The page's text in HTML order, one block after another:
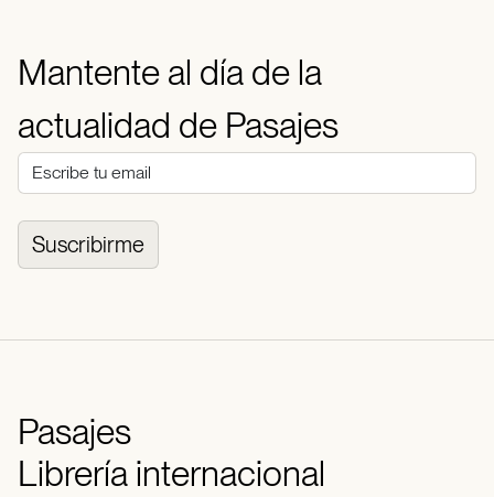
Mantente al día de la
actualidad de Pasajes
Suscribirme
Pasajes
Librería internacional